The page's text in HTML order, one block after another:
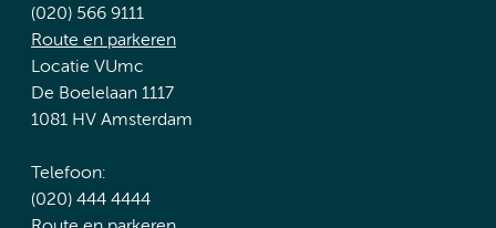
(020) 566 9111
Route en parkeren
Locatie VUmc
De Boelelaan 1117
1081 HV Amsterdam
Telefoon:
(020) 444 4444